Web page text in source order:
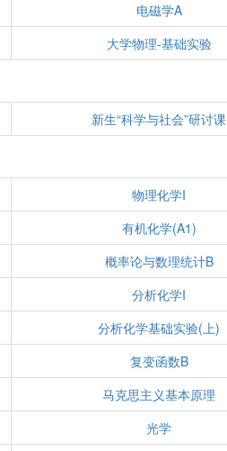
电磁学A
大学物理-基础实验
新生“科学与社会”研讨课
物理化学I
有机化学(A1)
概率论与数理统计B
分析化学I
分析化学基础实验(上)
复变函数B
马克思主义基本原理
光学